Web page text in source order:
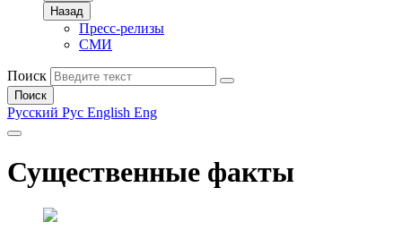
Назад
Пресс-релизы
СМИ
Поиск
Поиск
Русский Рус English Eng
Существенные факты